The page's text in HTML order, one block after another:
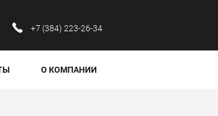
‪+7 (384) 223-26-34‬
О КОМПАНИИ